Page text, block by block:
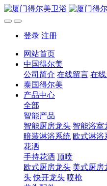
登录 注册
网站首页
中国得尔美
公司简介 在线留言 在
泰国得尔美
产品中心
全部
智能产品
智能厨房龙头 智能浴室
暗装淋浴系统 欧式淋浴
花洒
手持花洒 顶喷
欧式厨房龙头 美式厨房
头 快开龙头 喷枪